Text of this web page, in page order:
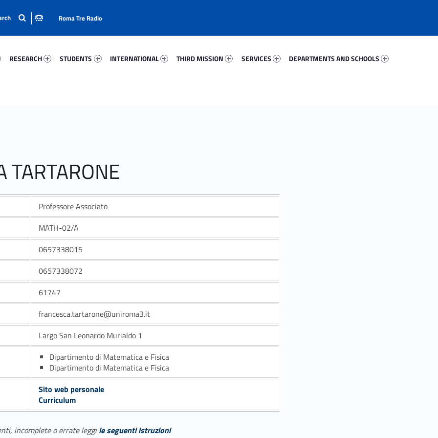
RESEARCH
STUDENTS
INTERNATIONAL
THIRD MISSION
SERVICES
DEPARTMENTS AND SCHOOLS
Roma Tre Radio
TARTARONE
Professore Associato
MATH-02/A
0657338015
0657338072
61747
francesca.tartarone@uniroma3.it
Largo San Leonardo Murialdo 1
Dipartimento di Matematica e Fisica
Dipartimento di Matematica e Fisica
Sito web personale
Curriculum
incomplete o errate leggile seguenti istruzioni